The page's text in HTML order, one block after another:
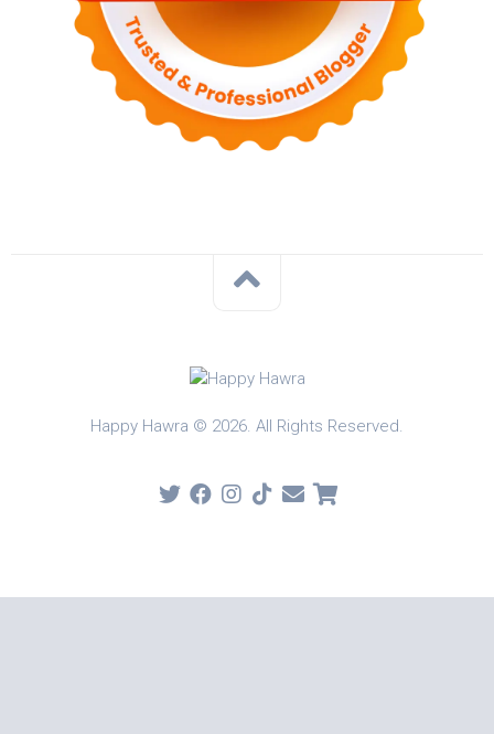
Happy Hawra © 2026. All Rights Reserved.